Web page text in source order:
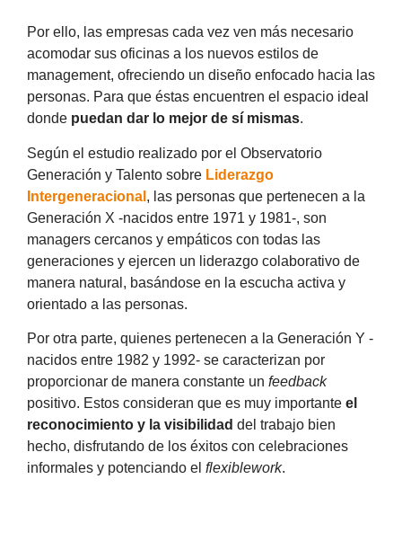
Por ello, las empresas cada vez ven más necesario
acomodar sus oficinas a los nuevos estilos de
management, ofreciendo un diseño enfocado hacia las
personas. Para que éstas encuentren el espacio ideal
donde puedan dar lo mejor de sí mismas.
Según el estudio realizado por el Observatorio
Generación y Talento sobre Liderazgo
Intergeneracional , las personas que pertenecen a la
Generación X -nacidos entre 1971 y 1981-, son
managers cercanos y empáticos con todas las
generaciones y ejercen un liderazgo colaborativo de
manera natural, basándose en la escucha activa y
orientado a las personas.
Por otra parte, quienes pertenecen a la Generación Y -
nacidos entre 1982 y 1992- se caracterizan por
proporcionar de manera constante un feedback
positivo. Estos consideran que es muy importante el
reconocimiento y la visibilidad del trabajo bien
hecho, disfrutando de los éxitos con celebraciones
informales y potenciando el flexiblework.